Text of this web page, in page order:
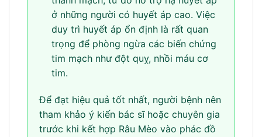
ở những người có huyết áp cao. Việc
duy trì huyết áp ổn định là rất quan
trọng để phòng ngừa các biến chứng
tim mạch như đột quỵ, nhồi máu cơ
tim.
Để đạt hiệu quả tốt nhất, người bệnh nên
tham khảo ý kiến bác sĩ hoặc chuyên gia
trước khi kết hợp Râu Mèo vào phác đồ